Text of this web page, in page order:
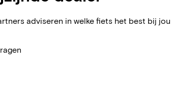
adviseren in welke fiets het best bij